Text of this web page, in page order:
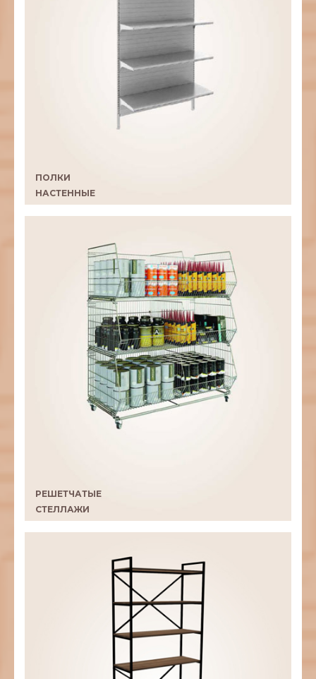
ПОЛКИ
НАСТЕННЫЕ
РЕШЕТЧАТЫЕ
СТЕЛЛАЖИ